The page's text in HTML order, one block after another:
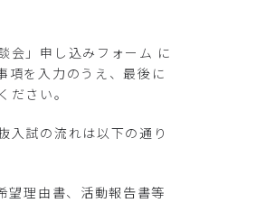
会」申し込みフォーム に
項を入力のうえ、最後に
ださい。
入試の流れは以下の通り
理由書、活動報告書等